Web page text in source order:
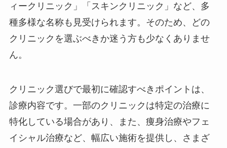
ィークリニック」「スキンクリニック」など、多
種多様な名称も見受けられます。そのため、どの
クリニックを選ぶべきか迷う方も少なくありませ
ん。
クリニック選びで最初に確認すべきポイントは、
診療内容です。一部のクリニックは特定の治療に
特化している場合があり、また、痩身治療やフェ
イシャル治療など、幅広い施術を提供し、さまざ